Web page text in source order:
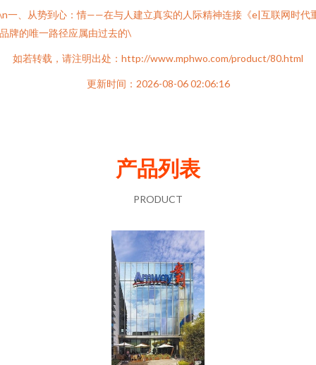
一、从势到心：情——在与人建立真实的人际精神连接《e|互联网时代
牌的唯一路径应属由过去的\
如若转载，请注明出处：http://www.mphwo.com/product/80.html
更新时间：2026-08-06 02:06:16
产品列表
PRODUCT